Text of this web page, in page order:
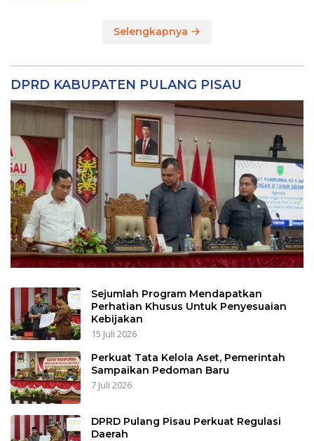
Selengkapnya
DPRD KABUPATEN PULANG PISAU
Sejumlah Program Mendapatkan
Perhatian Khusus Untuk Penyesuaian
Kebijakan
15 Juli 2026
Perkuat Tata Kelola Aset, Pemerintah
Sampaikan Pedoman Baru
7 Juli 2026
DPRD Pulang Pisau Perkuat Regulasi
Daerah